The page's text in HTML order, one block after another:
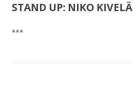
STAND UP: NIKO KIVELÄ
***